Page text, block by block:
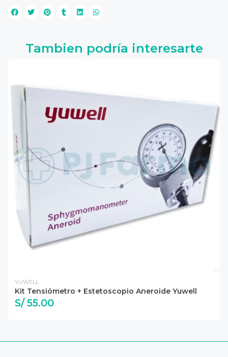
Tambien podría interesarte
YUWELL
Kit Tensiómetro + Estetoscopio Aneroide Yuwell
S/ 55.00